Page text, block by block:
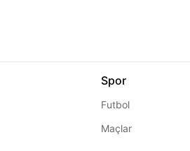
Spor
Futbol
Maçlar